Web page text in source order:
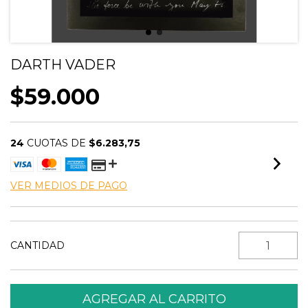
DARTH VADER
$59.000
24 CUOTAS DE $6.283,75
VER MEDIOS DE PAGO
CANTIDAD